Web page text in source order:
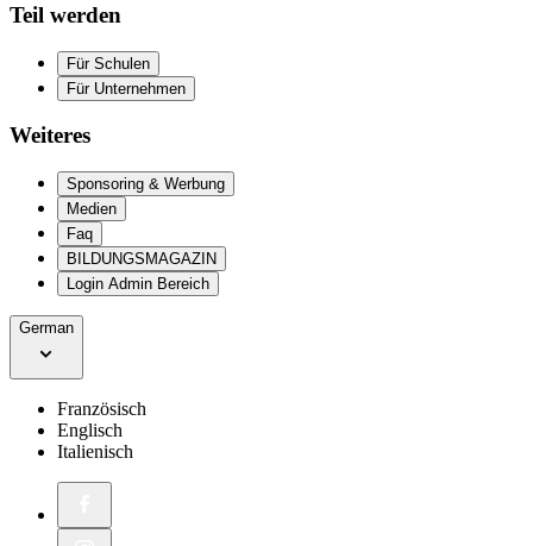
Teil werden
Für Schulen
Für Unternehmen
Weiteres
Sponsoring & Werbung
Medien
Faq
BILDUNGSMAGAZIN
Login Admin Bereich
German
Französisch
Englisch
Italienisch